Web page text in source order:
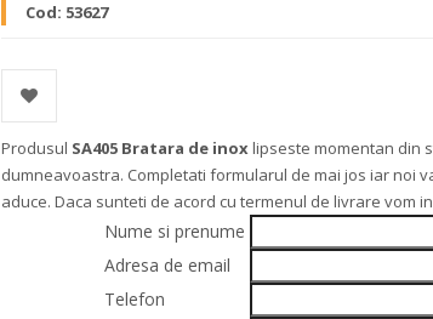
Cod: 53627
Produsul SA405 Bratara de inoxlipseste momentan din
dumneavoastra. Completati formularul de mai jos iar noi
aduce. Daca sunteti de acord cu termenul de livrare vom
Nume si prenume
Adresa de email
Telefon